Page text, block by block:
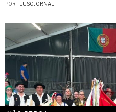
POR _LUSOJORNAL